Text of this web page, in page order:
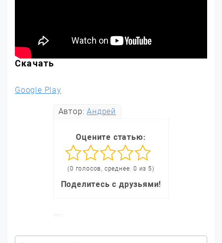
Скачать
Google Play
Автор:Андрей
Оцените статью:
(0 голосов, среднее: 0 из 5)
Поделитесь с друзьями!